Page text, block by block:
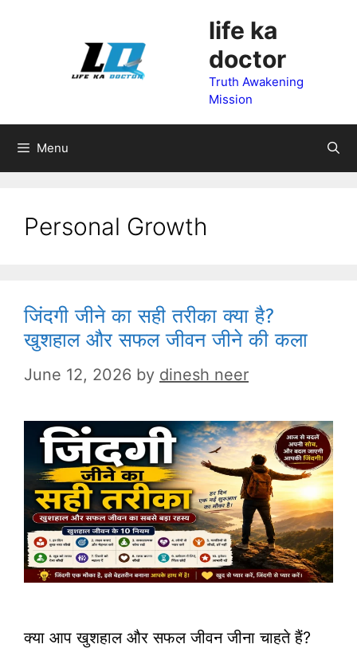
life ka
doctor
Truth Awakening
Mission
Menu
Personal Growth
जिंदगी जीने का सही तरीका क्या है?
खुशहाल और सफल जीवन जीने की कला
June 12, 2026 by dinesh neer
क्या आप खुशहाल और सफल जीवन जीना चाहते हैं?